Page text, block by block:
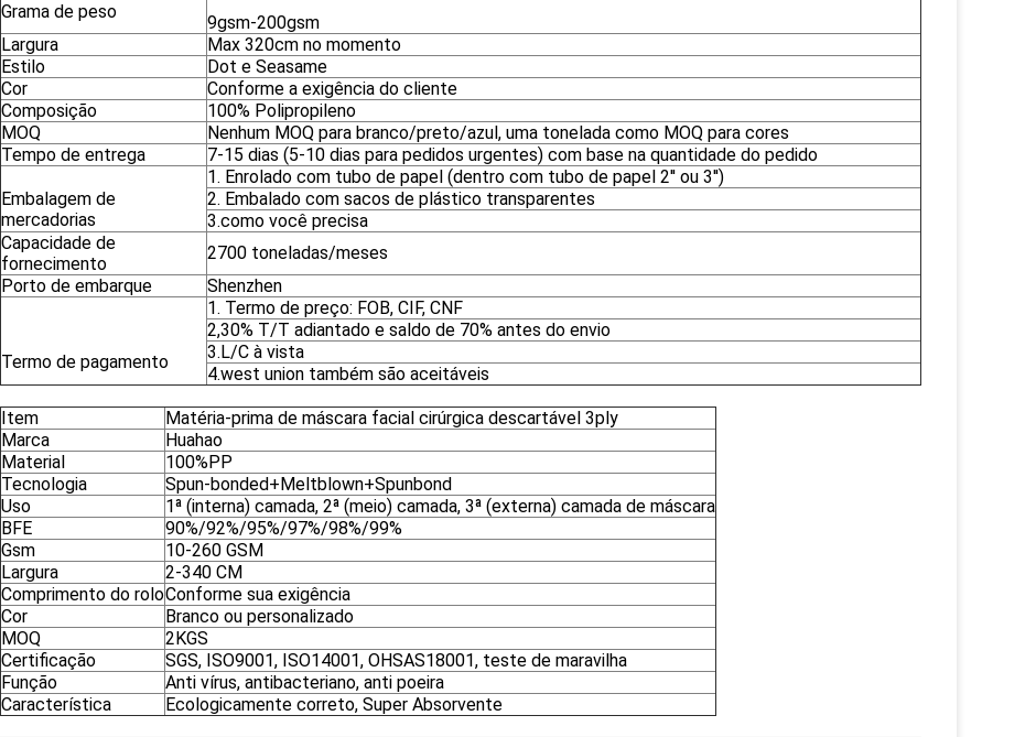
Grama de peso
9gsm-200gsm
Largura
Max 320cm no momento
Estilo
Dot e Seasame
Cor
Conforme a exigência do cliente
Composição
100% Polipropileno
MOQ
Nenhum MOQ para branco/preto/azul, uma tonelada como MOQ para cores
Tempo de entrega
7-15 dias (5-10 dias para pedidos urgentes) com base na quantidade do pedido
Embalagem de
mercadorias
1. Enrolado com tubo de papel (dentro com tubo de papel 2'' ou 3'')
2. Embalado com sacos de plástico transparentes
3.como você precisa
Capacidade de
fornecimento
2700 toneladas/meses
Porto de embarque
Shenzhen
Termo de pagamento
1. Termo de preço: FOB, CIF, CNF
2,30% T/T adiantado e saldo de 70% antes do envio
3.L/C à vista
4.west union também são aceitáveis
Item
Matéria-prima de máscara facial cirúrgica descartável 3ply
Marca
Huahao
Material
100%PP
Tecnologia
Spun-bonded+Meltblown+Spunbond
Uso
1ª (interna) camada, 2ª (meio) camada, 3ª (externa) camada de máscara
BFE
90%/92%/95%/97%/98%/99%
Gsm
10-260 GSM
Largura
2-340 CM
Comprimento do roloConforme sua exigência
Cor
Branco ou personalizado
MOQ
2KGS
Certificação
SGS, ISO9001, ISO14001, OHSAS18001, teste de maravilha
Função
Anti vírus, antibacteriano, anti poeira
Característica
Ecologicamente correto, Super Absorvente